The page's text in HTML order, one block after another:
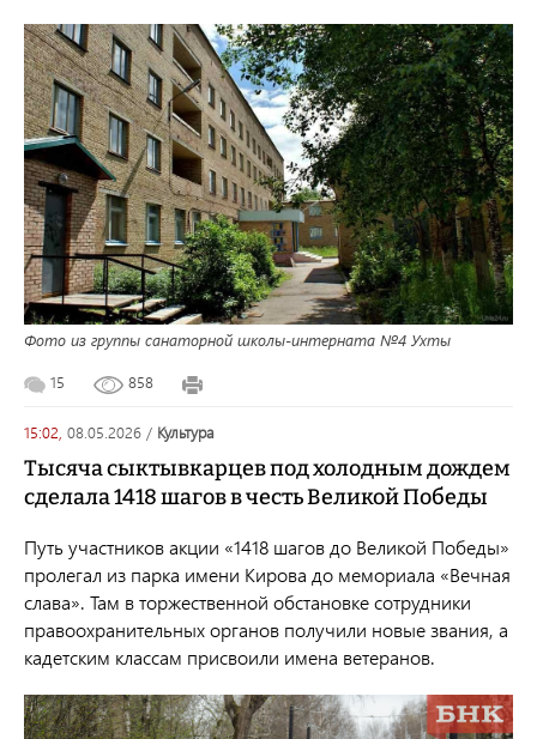
Фото из группы санаторной школы-интерната №4 Ухты
15 858
15:02, 08.05.2026 / культура
Тысяча сыктывкарцев под холодным дождем
сделала 1418 шагов в честь Великой Победы
Путь участников акции «1418 шагов до Великой Победы»
пролегал из парка имени Кирова до мемориала «Вечная
слава». Там в торжественной обстановке сотрудники
правоохранительных органов получили новые звания, а
кадетским классам присвоили имена ветеранов.